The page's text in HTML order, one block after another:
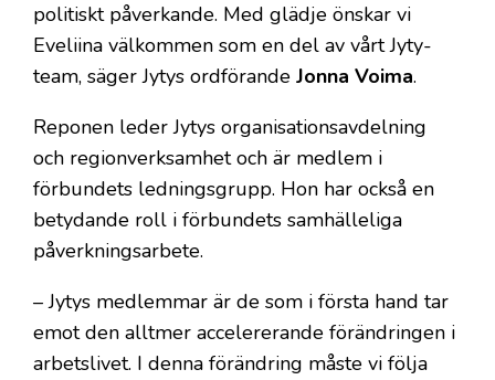
politiskt påverkande. Med glädje önskar vi
Eveliina välkommen som en del av vårt Jyty-
team, säger Jytys ordförande Jonna Voima.
Reponen leder Jytys organisationsavdelning
och regionverksamhet och är medlem i
förbundets ledningsgrupp. Hon har också en
betydande roll i förbundets samhälleliga
påverkningsarbete.
– Jytys medlemmar är de som i första hand tar
emot den alltmer accelererande förändringen i
arbetslivet. I denna förändring måste vi följa